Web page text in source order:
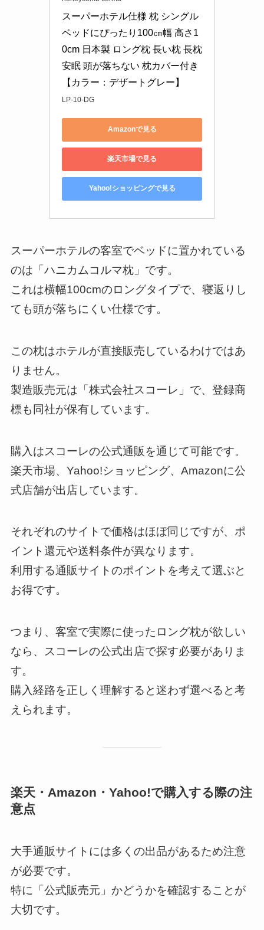
スーパーホテル仕様 枕 シングル
ベッドにぴったり100㎝幅 高さ1
0cm 日本製 ロング枕 長い枕 長枕
安眠 頭が落ちない 枕カバー付き
【カラー：デザートグレー】
LP-10-DG
Amazonで見る
楽天市場で見る
Yahoo!ショッピングで見る
スーパーホテルの客室でベッドに置かれている
のは「ハニカムコルマ枕」です。
これは横幅100cmのロングタイプで、寝返りし
ても頭が落ちにくい仕様です。
この枕はホテルが直接販売しているわけではあ
りません。
製造販売元は「株式会社スコーレ」で、登録商
標も同社が保有しています。
購入はスコーレの公式通販を通じて可能です。
楽天市場、Yahoo!ショッピング、Amazonに公
式店舗が出店しています。
それぞれのサイトで価格はほぼ同じですが、ポ
イント還元や送料条件が異なります。
利用する通販サイトのポイントを考えて選ぶと
お得です。
つまり、客室で実際に使ったロング枕が欲しい
なら、スコーレの公式出店で探す必要がありま
す。
購入経路を正しく理解すると迷わず選べると考
えられます。
楽天・Amazon・Yahoo!で購入する際の注
意点
大手通販サイトには多くの出品があるため注意
が必要です。
特に「公式販売元」かどうかを確認することが
大切です。